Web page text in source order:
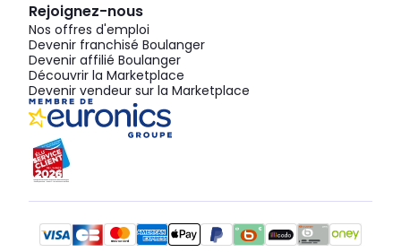
Rejoignez-nous
Nos offres d'emploi
Devenir franchisé Boulanger
Devenir affilié Boulanger
Découvrir la Marketplace
Devenir vendeur sur la Marketplace